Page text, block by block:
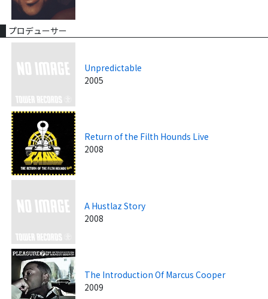
プロデューサー
Unpredictable
2005
Return of the Filth Hounds Live
2008
A Hustlaz Story
2008
The Introduction Of Marcus Cooper
2009